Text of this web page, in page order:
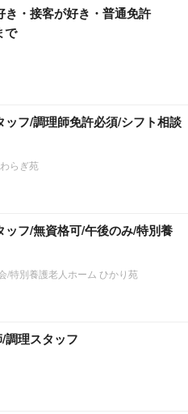
・接客が好き・普通免許
で
ッフ/調理師免許必須/シフト相談
らぎ苑
ッフ/無資格可/午後のみ/特別養
/特別養護老人ホーム ひかり苑
調理スタッフ